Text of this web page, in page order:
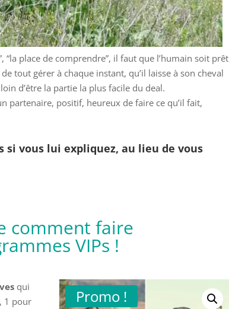
“la place de comprendre”, il faut que l’humain soit prêt
tout gérer à chaque instant, qu’il laisse à son cheval
d’être la partie la plus facile du deal.
partenaire, positif, heureux de faire ce qu’il fait,
si vous lui expliquez, au lieu de vous
comment faire
VIPs !
qui
1 pour
Promo !